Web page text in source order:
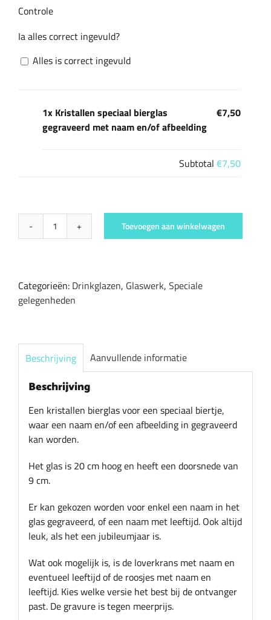
Controle
Ia alles correct ingevuld?
Alles is correct ingevuld
1x Kristallen speciaal bierglas
gegraveerd met naam en/of afbeelding
€7,50
Subtotal €7,50
Kristallen
met
naam
aantal
Toevoegen aan winkelwagen
Categorieën: Drinkglazen, Glaswerk, Speciale
gelegenheden
Beschrijving Aanvullende informatie
Beschrijving
Een kristallen bierglas voor een speciaal biertje,
waar een naam en/of een afbeelding in gegraveerd
kan worden.
Het glas is 20 cm hoog en heeft een doorsnede van
9 cm.
Er kan gekozen worden voor enkel een naam in het
glas gegraveerd, of een naam met leeftijd. Ook altijd
leuk, als het een jubileumjaar is.
Wat ook mogelijk is, is de loverkrans met naam en
eventueel leeftijd of de roosjes met naam en
leeftijd. Kies welke versie het best bij de ontvanger
past. De gravure is tegen meerprijs.